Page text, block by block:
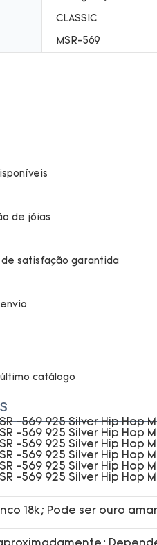
CLASSIC
MSR-569
18k; Pode ser ouro